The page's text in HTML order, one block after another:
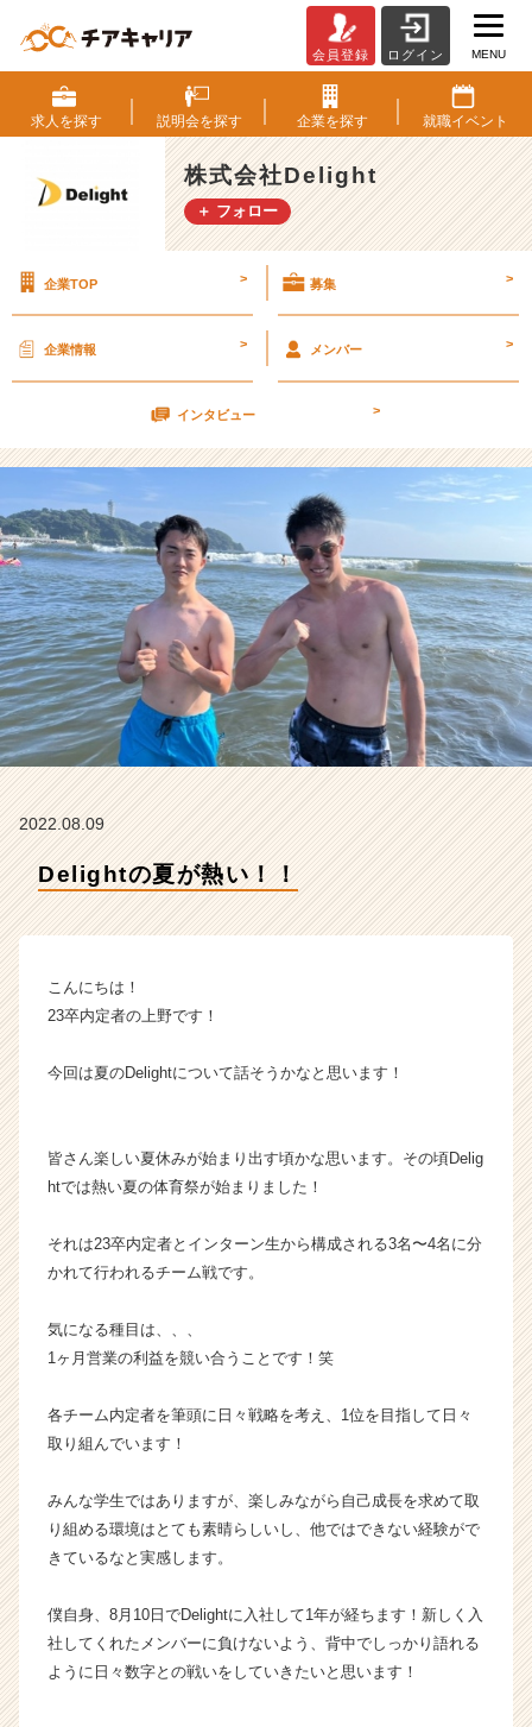
e
l
i
g
h
t
熱
い！！
式
会
D
i
g
h
t
の
タ
イ
ム
ラ
イ
ン
チ
ー・
企
ウ
ト
届
く
イ
チ
リ
ア
（C
e
e
r
会員登録 ログイン MENU
求人を探す 説明会を探す 企業を探す 就職イベント
株式会社Delight
＋ フォロー
企業TOP > 募集 >
企業情報 > メンバー >
インタビュー >
2022.08.09
Delightの夏が熱い！！
こんにちは！
23卒内定者の上野です！
今回は夏のDelightについて話そうかなと思います！
皆さん楽しい夏休みが始まり出す頃かな思います。その頃Delig
htでは熱い夏の体育祭が始まりました！
それは23卒内定者とインターン生から構成される3名〜4名に分
かれて行われるチーム戦です。
気になる種目は、、、
1ヶ月営業の利益を競い合うことです！笑
各チーム内定者を筆頭に日々戦略を考え、1位を目指して日々
取り組んでいます！
みんな学生ではありますが、楽しみながら自己成長を求めて取
り組める環境はとても素晴らしいし、他ではできない経験がで
きているなと実感します。
僕自身、8月10日でDelightに入社して1年が経ちます！新しく入
社してくれたメンバーに負けないよう、背中でしっかり語れる
ように日々数字との戦いをしていきたいと思います！